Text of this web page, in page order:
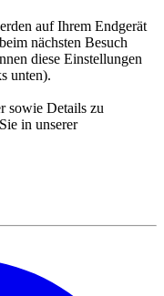
auf Ihrem Endgerät
nächsten Besuch
diese Einstellungen
unten).
sowie Details zu
in unserer